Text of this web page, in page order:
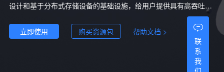
设计和基于分布式存储设备的基础设施，给用户提供具有高吞吐、
立即使用
购买资源包 帮助文档 >
联
系
我